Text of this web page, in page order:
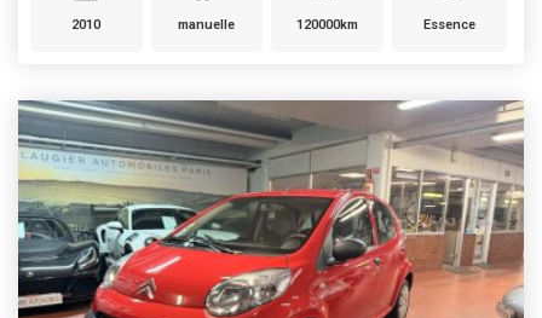
2010 manuelle 120000km Essence